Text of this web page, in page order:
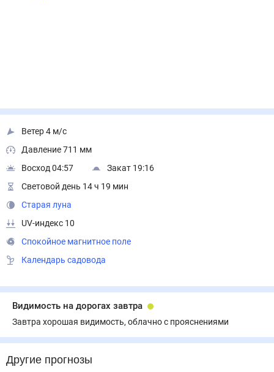
Ветер 4 м/с
Давление 711 мм
Восход 04:57
Закат 19:16
Световой день 14 ч 19 мин
Старая луна
UV-индекс 10
Спокойное магнитное поле
Календарь садовода
Видимость на дорогах завтра
Завтра хорошая видимость, облачно с прояснениями
Другие прогнозы